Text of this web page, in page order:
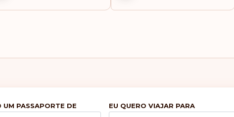
UM PASSAPORTE DE EU QUERO VIAJAR PARA